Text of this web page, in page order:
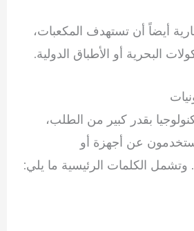
أيضاً أن تستهدف المكعبات،
البحرية أو الأطباق الدولية.
بقدر كبير من الطلب،
عن أجهزة أو
الكلمات الرئيسية ما يلي: